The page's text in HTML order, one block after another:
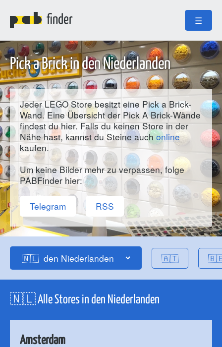
finder ☰
Pick a Brick in den Niederlanden
Jeder LEGO Store besitzt eine Pick a Brick-
Wand. Eine Übersicht der Pick A Brick-Wände
findest du hier. Falls du keinen Store in der
Nähe hast, kannst du Steine auchonline
kaufen.
Um keine Bilder mehr zu verpassen, folge
PABFinder hier:
Telegram RSS
🇦🇹
🇳🇱 Alle Stores in den Niederlanden
Amsterdam